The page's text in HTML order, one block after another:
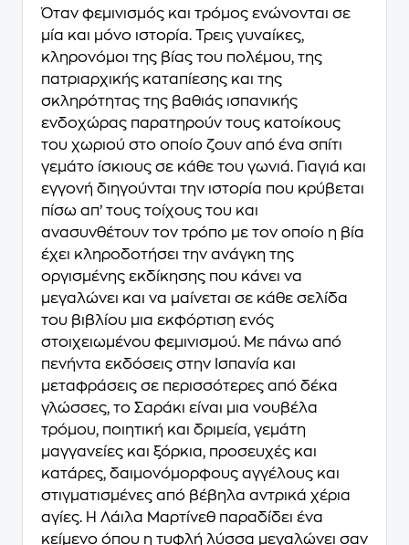
Όταν φεμινισμός και τρόμος ενώνονται σε
μία και μόνο ιστορία. Τρεις γυναίκες,
κληρονόμοι της βίας του πολέμου, της
πατριαρχικής καταπίεσης και της
σκληρότητας της βαθιάς ισπανικής
ενδοχώρας παρατηρούν τους κατοίκους
του χωριού στο οποίο ζουν από ένα σπίτι
γεμάτο ίσκιους σε κάθε του γωνιά. Γιαγιά και
εγγονή διηγούνται την ιστορία που κρύβεται
πίσω απ’ τους τοίχους του και
ανασυνθέτουν τον τρόπο με τον οποίο η βία
έχει κληροδοτήσει την ανάγκη της
οργισμένης εκδίκησης που κάνει να
μεγαλώνει και να μαίνεται σε κάθε σελίδα
του βιβλίου μια εκφόρτιση ενός
στοιχειωμένου φεμινισμού. Με πάνω από
πενήντα εκδόσεις στην Ισπανία και
μεταφράσεις σε περισσότερες από δέκα
γλώσσες, το Σαράκι είναι μια νουβέλα
τρόμου, ποιητική και δριμεία, γεμάτη
μαγγανείες και ξόρκια, προσευχές και
κατάρες, δαιμονόμορφους αγγέλους και
στιγματισμένες από βέβηλα αντρικά χέρια
αγίες. Η Λάιλα Μαρτίνεθ παραδίδει ένα
κείμενο όπου η τυφλή λύσσα μεγαλώνει σαν